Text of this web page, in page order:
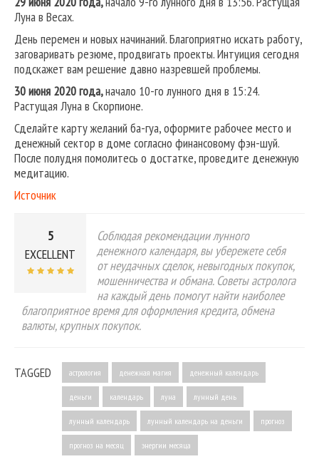
Луна в Весах.
День перемен и новых начинаний. Благоприятно искать работу,
заговаривать резюме, продвигать проекты. Интуиция сегодня
подскажет вам решение давно назревшей проблемы.
30 июня 2020 года,начало 10-го лунного дня в 15:24.
Растущая Луна в Скорпионе.
Сделайте карту желаний ба-гуа, оформите рабочее место и
денежный сектор в доме согласно финансовому фэн-шуй.
После полудня помолитесь о достатке, проведите денежную
медитацию.
Источник
5
EXCELLENT
Соблюдая рекомендации лунного
денежного календаря, вы убережете себя
от неудачных сделок, невыгодных покупок,
мошенничества и обмана. Советы астролога
на каждый день помогут найти наиболее
благоприятное время для оформления кредита, обмена
валюты, крупных покупок.
TAGGED астрология денежная магия денежный календарь
деньги календарь луна лунный день
лунный календарь лунный календарь на деньги прогноз
прогноз на месяц энергии месяца